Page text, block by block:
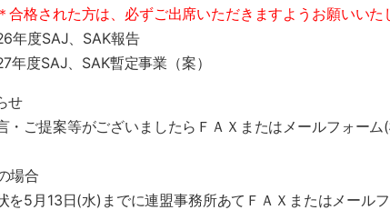
＊合格された方は、必ずご出席いただきますようお願いいた
度SAJ、SAK報告
度SAJ、SAK暫定事業（案）
せ
・ご提案等がございましたらＦＡＸまたはメールフォーム(
場合
を5月13日(水)までに連盟事務所あてＦＡＸまたはメール